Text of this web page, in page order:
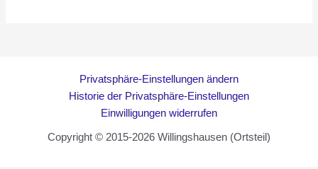
Privatsphäre-Einstellungen ändern
Historie der Privatsphäre-Einstellungen
Einwilligungen widerrufen
Copyright © 2015-2026 Willingshausen (Ortsteil)